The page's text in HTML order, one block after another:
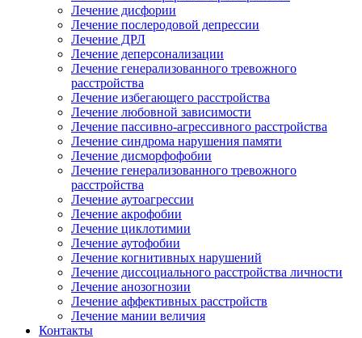
Лечение дисфории
Лечение послеродовой депрессии
Лечение ДРЛ
Лечение деперсонализации
Лечение генерализованного тревожного
расстройства
Лечение избегающего расстройства
Лечение любовной зависимости
Лечение пассивно-агрессивного расстройства
Лечение синдрома нарушения памяти
Лечение дисморфофобии
Лечение генерализованного тревожного
расстройства
Лечение аутоагрессии
Лечение акрофобии
Лечение циклотимии
Лечение аутофобии
Лечение когнитивных нарушений
Лечение диссоциального расстройства личности
Лечение анозогнозии
Лечение аффективных расстройств
Лечение мании величия
Контакты